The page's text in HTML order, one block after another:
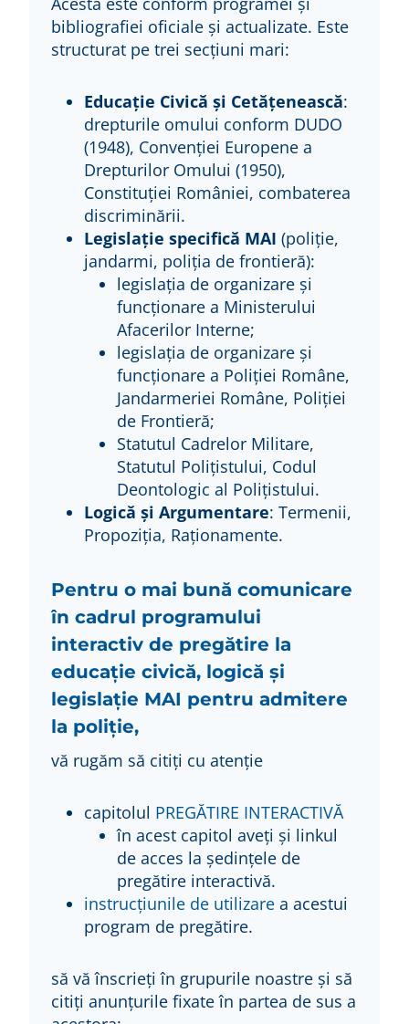
bibliografiei oficiale și actualizate. Este
structurat pe trei secțiuni mari:
Educație Civică și Cetățenească:
drepturile omului conform DUDO
(1948), Convenției Europene a
Drepturilor Omului (1950),
Constituției României, combaterea
discriminării.
Legislație specifică MAI (poliție,
jandarmi, poliția de frontieră):
legislația de organizare și
funcționare a Ministerului
Afacerilor Interne;
legislația de organizare și
funcționare a Poliției Române,
Jandarmeriei Române, Poliției
de Frontieră;
Statutul Cadrelor Militare,
Statutul Polițistului, Codul
Deontologic al Polițistului.
Logică și Argumentare: Termenii,
Propoziția, Raționamente.
Pentru o mai bună comunicare
în cadrul programului
interactiv de pregătire la
educație civică, logică și
legislație MAI pentru admitere
la poliție,
vă rugăm să citiți cu atenție
capitolul PREGĂTIRE INTERACTIVĂ
în acest capitol aveți și linkul
de acces la ședințele de
pregătire interactivă.
instrucțiunile de utilizare a acestui
program de pregătire.
să vă înscrieți în grupurile noastre și să
citiți anunțurile fixate în partea de sus a